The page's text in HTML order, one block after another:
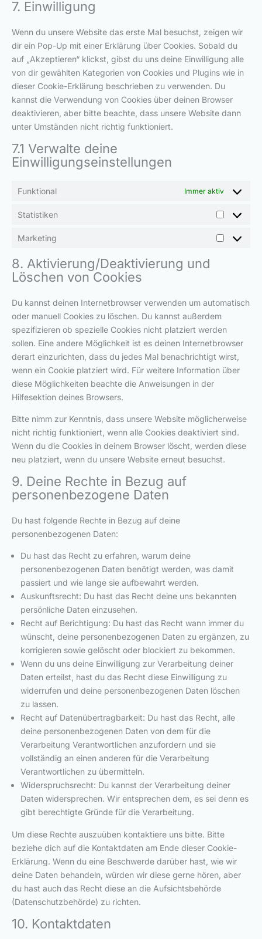
7. Einwilligung
Wenn du unsere Website das erste Mal besuchst, zeigen wir
dir ein Pop-Up mit einer Erklärung über Cookies. Sobald du
auf „Akzeptieren“ klickst, gibst du uns deine Einwilligung alle
von dir gewählten Kategorien von Cookies und Plugins wie in
dieser Cookie-Erklärung beschrieben zu verwenden. Du
kannst die Verwendung von Cookies über deinen Browser
deaktivieren, aber bitte beachte, dass unsere Website dann
unter Umständen nicht richtig funktioniert.
7.1 Verwalte deine
Einwilligungseinstellungen
Funktional Immer aktiv
Statistiken
Marketing
8. Aktivierung/Deaktivierung und
Löschen von Cookies
Du kannst deinen Internetbrowser verwenden um automatisch
oder manuell Cookies zu löschen. Du kannst außerdem
spezifizieren ob spezielle Cookies nicht platziert werden
sollen. Eine andere Möglichkeit ist es deinen Internetbrowser
derart einzurichten, dass du jedes Mal benachrichtigt wirst,
wenn ein Cookie platziert wird. Für weitere Information über
diese Möglichkeiten beachte die Anweisungen in der
Hilfesektion deines Browsers.
Bitte nimm zur Kenntnis, dass unsere Website möglicherweise
nicht richtig funktioniert, wenn alle Cookies deaktiviert sind.
Wenn du die Cookies in deinem Browser löscht, werden diese
neu platziert, wenn du unsere Website erneut besuchst.
9. Deine Rechte in Bezug auf
personenbezogene Daten
Du hast folgende Rechte in Bezug auf deine
personenbezogenen Daten:
Du hast das Recht zu erfahren, warum deine
personenbezogenen Daten benötigt werden, was damit
passiert und wie lange sie aufbewahrt werden.
Auskunftsrecht: Du hast das Recht deine uns bekannten
persönliche Daten einzusehen.
Recht auf Berichtigung: Du hast das Recht wann immer du
wünscht, deine personenbezogenen Daten zu ergänzen, zu
korrigieren sowie gelöscht oder blockiert zu bekommen.
Wenn du uns deine Einwilligung zur Verarbeitung deiner
Daten erteilst, hast du das Recht diese Einwilligung zu
widerrufen und deine personenbezogenen Daten löschen
zu lassen.
Recht auf Datenübertragbarkeit: Du hast das Recht, alle
deine personenbezogenen Daten von dem für die
Verarbeitung Verantwortlichen anzufordern und sie
vollständig an einen anderen für die Verarbeitung
Verantwortlichen zu übermitteln.
Widerspruchsrecht: Du kannst der Verarbeitung deiner
Daten widersprechen. Wir entsprechen dem, es sei denn es
gibt berechtigte Gründe für die Verarbeitung.
Um diese Rechte auszuüben kontaktiere uns bitte. Bitte
beziehe dich auf die Kontaktdaten am Ende dieser Cookie-
Erklärung. Wenn du eine Beschwerde darüber hast, wie wir
deine Daten behandeln, würden wir diese gerne hören, aber
du hast auch das Recht diese an die Aufsichtsbehörde
(Datenschutzbehörde) zu richten.
10. Kontaktdaten